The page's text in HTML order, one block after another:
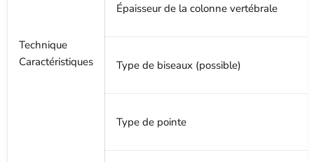
Technique
Caractéristiques
Épaisseur de la colonne vertébrale
Type de biseaux (possible)
Type de pointe